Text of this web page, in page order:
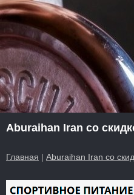
Aburaihan Iran со
Главная | Aburaihan Iran со